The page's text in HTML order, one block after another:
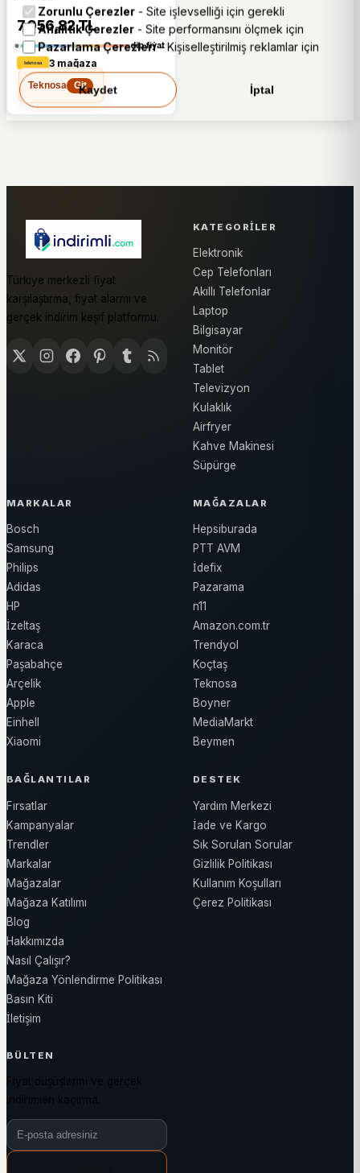
7.056,82 TL
dip fiyat
3 mağaza
Teknosa
Git
Türkiye merkezli fiyat
karşılaştırma, fiyat alarmı ve
gerçek indirim keşif platformu.
KATEGORILER
Elektronik
Cep Telefonları
Akıllı Telefonlar
Laptop
Bilgisayar
Monitör
Tablet
Televizyon
Kulaklık
Airfryer
Kahve Makinesi
Süpürge
MARKALAR
Bosch
Samsung
Philips
Adidas
HP
İzeltaş
Karaca
Paşabahçe
Arçelik
Apple
Einhell
Xiaomi
MAĞAZALAR
Hepsiburada
PTT AVM
İdefix
Pazarama
n11
Amazon.com.tr
Trendyol
Koçtaş
Teknosa
Boyner
MediaMarkt
Beymen
BAĞLANTILAR
Fırsatlar
Kampanyalar
Trendler
Markalar
Mağazalar
Mağaza Katılımı
Blog
Hakkımızda
Nasıl Çalışır?
Mağaza Yönlendirme Politikası
Basın Kiti
İletişim
DESTEK
Yardım Merkezi
İade ve Kargo
Sık Sorulan Sorular
Gizlilik Politikası
Kullanım Koşulları
Çerez Politikası
BÜLTEN
Fiyat düşüşlerini ve gerçek
indirimleri kaçırma.
Bülten e-posta adresiniz
Zorunlu Çerezler - Site işlevselliği için gerekli
Analitik Çerezler - Site performansını ölçmek için
Pazarlama Çerezleri- Kişiselleştirilmiş reklamlar için
Kaydet İptal